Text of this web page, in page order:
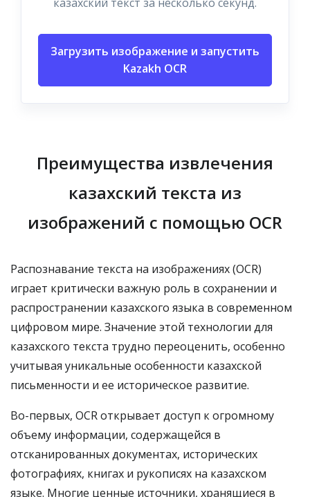
Загрузить изображение и запустить
Kazakh OCR
Преимущества извлечения
казахский текста из
изображений с помощью OCR
Распознавание текста на изображениях (OCR)
играет критически важную роль в сохранении и
распространении казахского языка в современном
цифровом мире. Значение этой технологии для
казахского текста трудно переоценить, особенно
учитывая уникальные особенности казахской
письменности и ее историческое развитие.
Во-первых, OCR открывает доступ к огромному
объему информации, содержащейся в
отсканированных документах, исторических
фотографиях, книгах и рукописях на казахском
языке. Многие ценные источники, хранящиеся в